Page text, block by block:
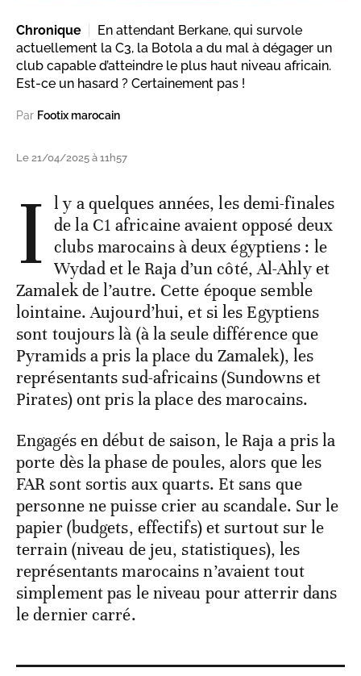
Chronique
En attendant Berkane, qui survole
actuellement la C3, la Botola a du mal à dégager un
club capable d’atteindre le plus haut niveau africain.
Est-ce un hasard ? Certainement pas !
Par Footix marocain
Le 21/04/2025 à 11h57
I l y a quelques années, les demi-finales
de la C1 africaine avaient opposé deux
clubs marocains à deux égyptiens : le
Wydad et le Raja d’un côté, Al-Ahly et
Zamalek de l’autre. Cette époque semble
lointaine. Aujourd’hui, et si les Egyptiens
sont toujours là (à la seule différence que
Pyramids a pris la place du Zamalek), les
représentants sud-africains (Sundowns et
Pirates) ont pris la place des marocains.
Engagés en début de saison, le Raja a pris la
porte dès la phase de poules, alors que les
FAR sont sortis aux quarts. Et sans que
personne ne puisse crier au scandale. Sur le
papier (budgets, effectifs) et surtout sur le
terrain (niveau de jeu, statistiques), les
représentants marocains n’avaient tout
simplement pas le niveau pour atterrir dans
le dernier carré.